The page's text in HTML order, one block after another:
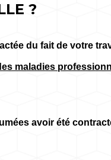
?
du fait de votre
maladies
avoir été